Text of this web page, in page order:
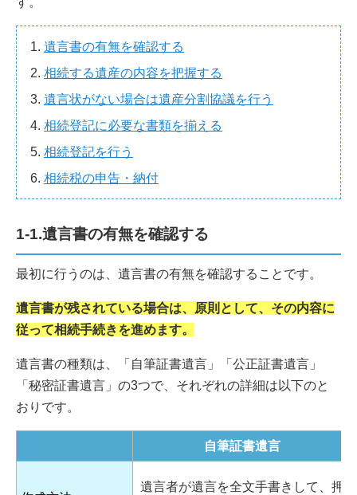
遺言書の有無を確認する
相続する遺産の内容を把握する
遺言状がない場合は遺産分割協議を行う
相続登記に必要な書類を揃える
相続登記を行う
相続税の申告・納付
1-1.遺言書の有無を確認する
最初に行うのは、遺言書の有無を確認することです。
遺言書が残されている場合は、原則として、その内容に
従って相続手続きを進めます。
遺言書の種類は、「自筆証書遺言」「公正証書遺言」
「秘密証書遺言」の3つで、それぞれの詳細は以下のと
おりです。
自筆証書遺言
遺言者が遺言を全文手書きして、押